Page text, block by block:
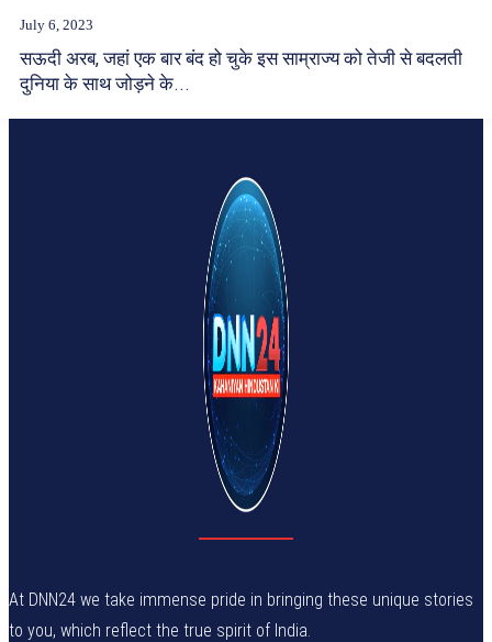
July 6, 2023
सऊदी अरब, जहां एक बार बंद हो चुके इस साम्राज्य को तेजी से बदलती
दुनिया के साथ जोड़ने के...
At DNN24 we take immense pride in bringing these unique stories
to you, which reflect the true spirit of India.